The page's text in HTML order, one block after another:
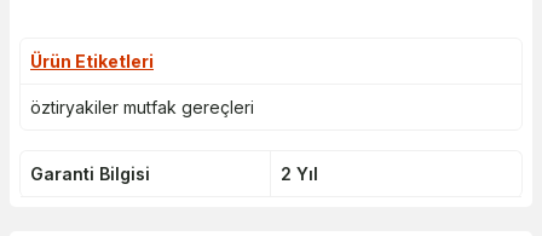
Ürün Etiketleri
öztiryakiler mutfak gereçleri
Garanti Bilgisi 2 Yıl